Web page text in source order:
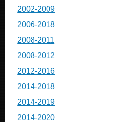
2002-2009
2006-2018
2008-2011
2008-2012
2012-2016
2014-2018
2014-2019
2014-2020